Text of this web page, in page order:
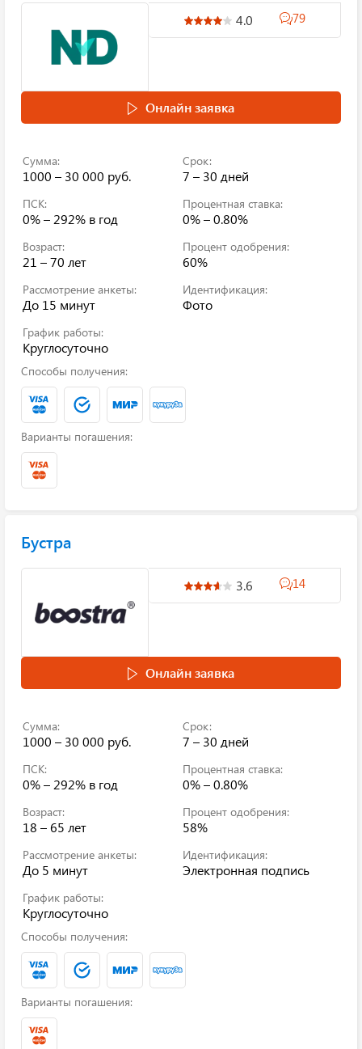
4.0 79
Онлайн заявка
Сумма:
1000 – 30 000 руб.
Срок:
7 – 30 дней
ПСК:
0% – 292% в год
Процентная ставка:
0% – 0.80%
Возраст:
21 – 70 лет
Процент одобрения:
60%
Рассмотрение анкеты:
До 15 минут
Идентификация:
Фото
График работы:
Круглосуточно
Способы получения:
Варианты погашения:
Бустра
3.6 14
Онлайн заявка
Сумма:
1000 – 30 000 руб.
Срок:
7 – 30 дней
ПСК:
0% – 292% в год
Процентная ставка:
0% – 0.80%
Возраст:
18 – 65 лет
Процент одобрения:
58%
Рассмотрение анкеты:
До 5 минут
Идентификация:
Электронная подпись
График работы:
Круглосуточно
Способы получения:
Варианты погашения: